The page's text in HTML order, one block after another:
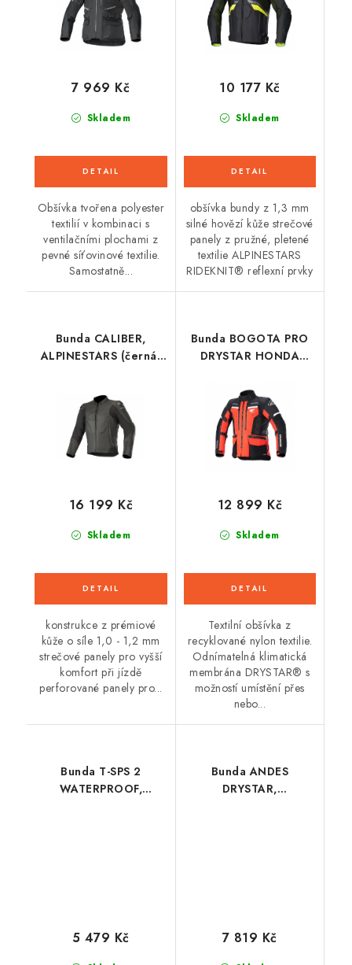
Skladem
7 969 Kč
Obšívka tvořena polyester
textilií v kombinaci s
ventilačními plochami z
pevné síťovinové textilie.
Samostatně...
Skladem
10 177 Kč
obšívka bundy z 1,3 mm
silné hovězí kůže strečové
panely z pružné, pletené
textilie ALPINESTARS
RIDEKNIT® reflexní prvky
Bunda CALIBER,
ALPINESTARS (černá)
Skladem
16 199 Kč
konstrukce z prémiové
kůže o síle 1,0 - 1,2 mm
strečové panely pro vyšší
komfort při jízdě
perforované panely pro...
Bunda BOGOTA PRO
DRYSTAR HONDA
(červená fluo/černá)
2026
Skladem
12 899 Kč
Textilní obšívka z
recyklované nylon textilie.
Odnímatelná klimatická
membrána DRYSTAR® s
možností umístění přes
nebo...
Bunda T-SPS 2
WATERPROOF,
5 479 Kč
Bunda ANDES
DRYSTAR,
7 819 Kč